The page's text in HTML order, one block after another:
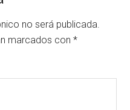
no será publicada.
marcados con*